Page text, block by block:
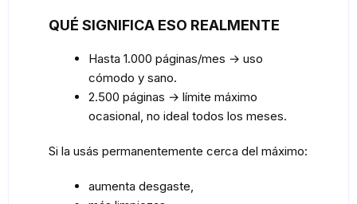
QUÉ SIGNIFICA ESO REALMENTE
Hasta 1.000 páginas/mes → uso
cómodo y sano.
2.500 páginas → límite máximo
ocasional, no ideal todos los meses.
Si la usás permanentemente cerca del máximo:
aumenta desgaste,